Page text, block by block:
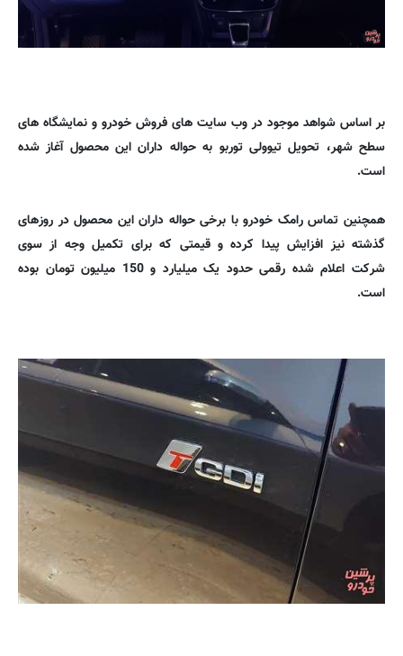
بر اساس شواهد موجود در وب سایت های فروش خودرو و نمایشگاه های
سطح شهر، تحویل تیوولی توربو به حواله داران این محصول آغاز شده
است.
همچنین تماس رامک خودرو با برخی حواله داران این محصول در روزهای
گذشته نیز افزایش پیدا کرده و قیمتی که برای تکمیل وجه از سوی
شرکت اعلام شده رقمی حدود یک میلیارد و 150 میلیون تومان بوده
است.